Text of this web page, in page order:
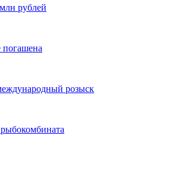
рублей
погашена
розыск